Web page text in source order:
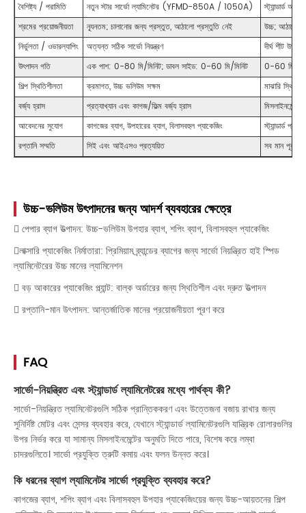
বৈশিষ্ট্য / পরামিতি নতুন স্টার সার্ভো ল্যামিনেটর (YFMD-850A / 1050A)
স্ট্যান্ডার্ড
শ্রমের প্রয়োজনীয়তা
ন্যূনতম; চালানোর জন্য প্রস্তুত, আঠালো প্রস্তুতি নেই
উচ্চ; আঠালো
নির্ভুলতা / ওভারল্যাপিং
অত্যন্ত সঠিক সার্ভো নিয়ন্ত্রণ
দীর্ঘ শীট
উৎপাদন গতি
এক পাশ: 0-80 মি/মিনিট; ডাবল সাইড: 0-60 মি/মিনিট
0-60 মি/
শিল্প স্থিতিশীলতা
ক্রমাগত, উচ্চ ভলিউম সক্ষম
মাঝারি
বর্জ্য হ্রাস
প্রত্যাখ্যান এবং কাগজ/ফিল্ম বর্জ্য হ্রাস
মিসলাইনমেন্ট
আবেদনের সুযোগ
কাগজের ব্যাগ, উপহারের ব্যাগ, বিলাসবহুল প্যাকেজিং
স্ট্যান্ডার্ড
রপ্তানি সম্মতি
সিই এবং আইএসও প্রত্যয়িত সব মান পূরণ
উচ্চ-ভলিউম উৎপাদনের জন্য আদর্শ ব্যবহারের ক্ষেত্রে
 পেপার ব্যাগ উত্পাদন: উচ্চ-ভলিউম উপহার ব্যাগ, শপিং ব্যাগ, বিলাসবহুল প্যাকেজিং
লাক্সারি প্যাকেজিং নির্মাতারা: প্রিমিয়াম ব্র্যান্ডের ব্যাগের জন্য সার্ভো নিয়ন্ত্রিত হাই স্পিড
ল্যামিনেটরের উচ্চ মানের ল্যামিনেশন
 বড় আকারের প্যাকেজিং প্ল্যান্ট: বাল্ক অর্ডারের জন্য স্থিতিশীল এবং দ্রুত উত্পাদন
 রপ্তানি-মান উৎপাদন: আন্তর্জাতিক মানের প্রয়োজনীয়তা পূরণ করে
FAQ
সার্ভো-নিয়ন্ত্রিত এবং স্ট্যান্ডার্ড ল্যামিনেটরের মধ্যে পার্থক্য কী?
সার্ভো-নিয়ন্ত্রিত ল্যামিনেটরগুলি সঠিক প্রান্তিককরণ এবং উত্তেজনা বজায় রাখার জন্য
সুনির্দিষ্ট মোটর এবং সেন্সর ব্যবহার করে, যেখানে স্ট্যান্ডার্ড ল্যামিনেটরগুলি যান্ত্রিক রোলারগুলির
উপর নির্ভর করে যা সামান্য মিসলাইনমেন্টের অনুমতি দিতে পারে, বিশেষ করে লম্বা
চাদরগুলিতে। সার্ভো প্রযুক্তি ত্রুটি কমায় এবং ফলন উন্নত করে।
কি ধরনের ব্যাগ ল্যামিনেটর সার্ভো প্রযুক্তি ব্যবহার করে?
কাগজের ব্যাগ, শপিং ব্যাগ এবং বিলাসবহুল উপহার প্যাকেজিংয়ের জন্য উচ্চ-আয়তনের শিল্প